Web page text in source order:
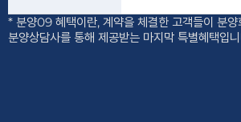
* 분양09 혜택이란, 계약을 체결한 고객들이 분
분양상담사를 통해 제공받는 마지막 특별혜택입